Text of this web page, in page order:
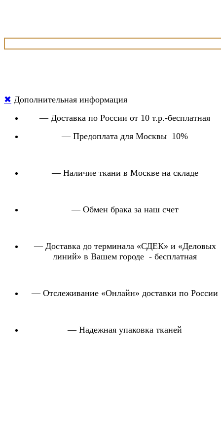
✖ Дополнительная информация
— Доставка по России от 10 т.р.-бесплатная
— Предоплата для Москвы 10%
— Наличие ткани в Москве на складе
— Обмен брака за наш счет
— Доставка до терминала «СДЕК» и «Деловых
линий» в Вашем городе - бесплатная
— Отслеживание «Онлайн» доставки по России
— Надежная упаковка тканей